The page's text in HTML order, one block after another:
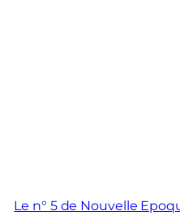
Le n° 5 de Nouvelle